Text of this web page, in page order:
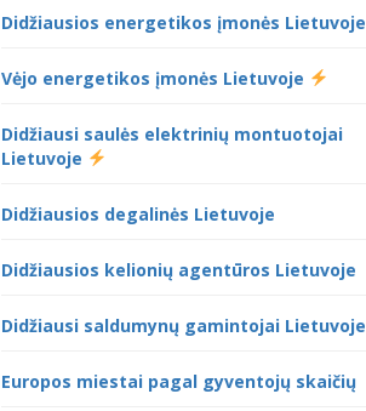
Didžiausios energetikos įmonės Lietuvoje
Vėjo energetikos įmonės Lietuvoje
Didžiausi saulės elektrinių montuotojai
Lietuvoje
Didžiausios degalinės Lietuvoje
Didžiausios kelionių agentūros Lietuvoje
Didžiausi saldumynų gamintojai Lietuvoje
Europos miestai pagal gyventojų skaičių